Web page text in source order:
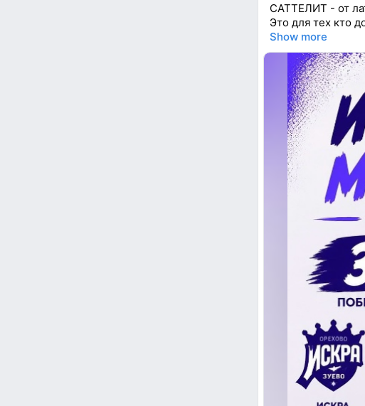
САТТЕЛИТ - от
Это для тех кто
Show more